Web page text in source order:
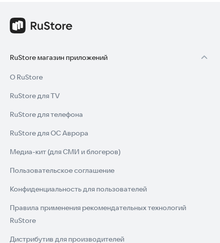
RuStore магазин приложений
О RuStore
RuStore для TV
RuStore для телефона
RuStore для ОС Аврора
Медиа-кит (для СМИ и блогеров)
Пользовательское соглашение
Конфиденциальность для пользователей
Правила применения рекомендательных технологий
RuStore
Дистрибутив для производителей